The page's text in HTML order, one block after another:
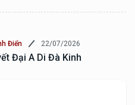
Điển 22/07/2026
Đại A Di Đà Kinh